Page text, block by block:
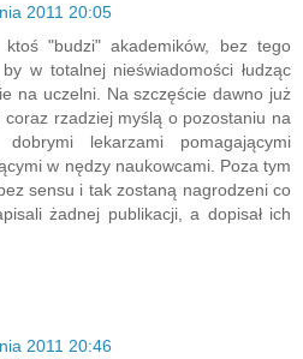
2011 20:05
"budzi" akademików, bez tego
w totalnej nieświadomości łudząc
na uczelni. Na szczęście dawno już
rzadziej myślą o pozostaniu na
lekarzami pomagającymi
w nędzy naukowcami. Poza tym
sensu i tak zostaną nagrodzeni co
żadnej publikacji, a dopisał ich
2011 20:46